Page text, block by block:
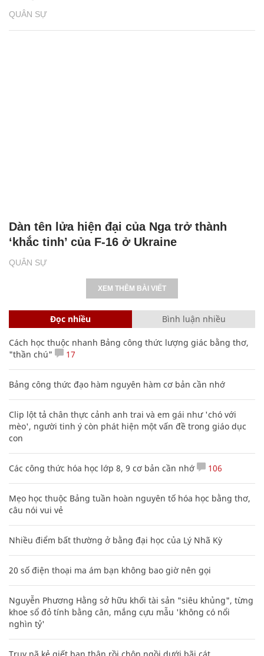
QUÂN SỰ
QUÂN SỰ
Dàn tên lửa hiện đại của Nga trở thành
‘khắc tinh’ của F-16 ở Ukraine
XEM THÊM BÀI VIẾT
Đọc nhiều Bình luận nhiều
Cách học thuộc nhanh Bảng công thức lượng giác bằng thơ,
"thần chú"
17
Bảng công thức đạo hàm nguyên hàm cơ bản cần nhớ
Clip lột tả chân thực cảnh anh trai và em gái như 'chó với
mèo', người tinh ý còn phát hiện một vấn đề trong giáo dục
con
Các công thức hóa học lớp 8, 9 cơ bản cần nhớ 106
Mẹo học thuộc Bảng tuần hoàn nguyên tố hóa học bằng thơ,
câu nói vui vẻ
Nhiều điểm bất thường ở bằng đại học của Lý Nhã Kỳ
20 số điện thoại ma ám bạn không bao giờ nên gọi
Nguyễn Phương Hằng sở hữu khối tài sản "siêu khủng", từng
khoe sổ đỏ tính bằng cân, mắng cựu mẫu 'không có nổi
nghìn tỷ'
Truy nã kẻ giết bạn thân rồi chôn ngồi dưới bãi cát